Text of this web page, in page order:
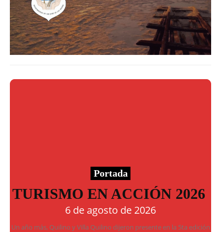
Portada
TURISMO EN ACCIÓN 2026
6 de agosto de 2026
Un año más, Quilino y Villa Quilino dijeron presente en la 5ta edición